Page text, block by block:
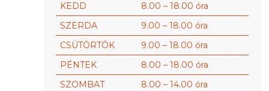
KEDD
8.00 – 18.00 óra
SZERDA
9.00 – 18.00 óra
CSÜTÖRTÖK
9.00 – 18.00 óra
PÉNTEK
8.00 – 18.00 óra
SZOMBAT
8.00 – 14.00 óra